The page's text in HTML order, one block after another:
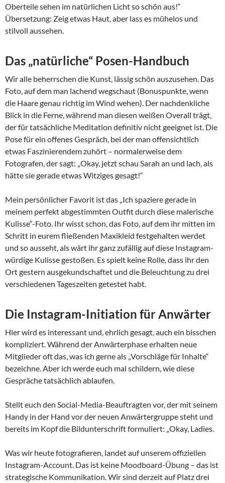
Oberteile sehen im natürlichen Licht so schön aus!“
Übersetzung: Zeig etwas Haut, aber lass es mühelos und
stilvoll aussehen.
Das „natürliche“ Posen-Handbuch
Wir alle beherrschen die Kunst, lässig schön auszusehen. Das
Foto, auf dem man lachend wegschaut (Bonuspunkte, wenn
die Haare genau richtig im Wind wehen). Der nachdenkliche
Blick in die Ferne, während man diesen weißen Overall trägt,
der für tatsächliche Meditation definitiv nicht geeignet ist. Die
Pose für ein offenes Gespräch, bei der man offensichtlich
etwas Faszinierendem zuhört – normalerweise dem
Fotografen, der sagt: „Okay, jetzt schau Sarah an und lach, als
hätte sie gerade etwas Witziges gesagt!“
Mein persönlicher Favorit ist das „Ich spaziere gerade in
meinem perfekt abgestimmten Outfit durch diese malerische
Kulisse“-Foto. Ihr wisst schon, das Foto, auf dem ihr mitten im
Schritt in eurem fließenden Maxikleid festgehalten werdet
und so ausseht, als wärt ihr ganz zufällig auf diese Instagram-
würdige Kulisse gestoßen. Es spielt keine Rolle, dass ihr den
Ort gestern ausgekundschaftet und die Beleuchtung zu drei
verschiedenen Tageszeiten getestet habt.
Die Instagram-Initiation für Anwärter
Hier wird es interessant und, ehrlich gesagt, auch ein bisschen
kompliziert. Während der Anwärterphase erhalten neue
Mitglieder oft das, was ich gerne als „Vorschläge für Inhalte“
bezeichne. Aber ich werde euch mal schildern, wie diese
Gespräche tatsächlich ablaufen.
Stellt euch den Social-Media-Beauftragten vor, der mit seinem
Handy in der Hand vor der neuen Anwärtergruppe steht und
bereits im Kopf die Bildunterschrift formuliert: „Okay, Ladies.
Was wir heute fotografieren, landet auf unserem offiziellen
Instagram-Account. Das ist keine Moodboard-Übung – das ist
strategische Kommunikation. Wir sind derzeit auf Platz drei